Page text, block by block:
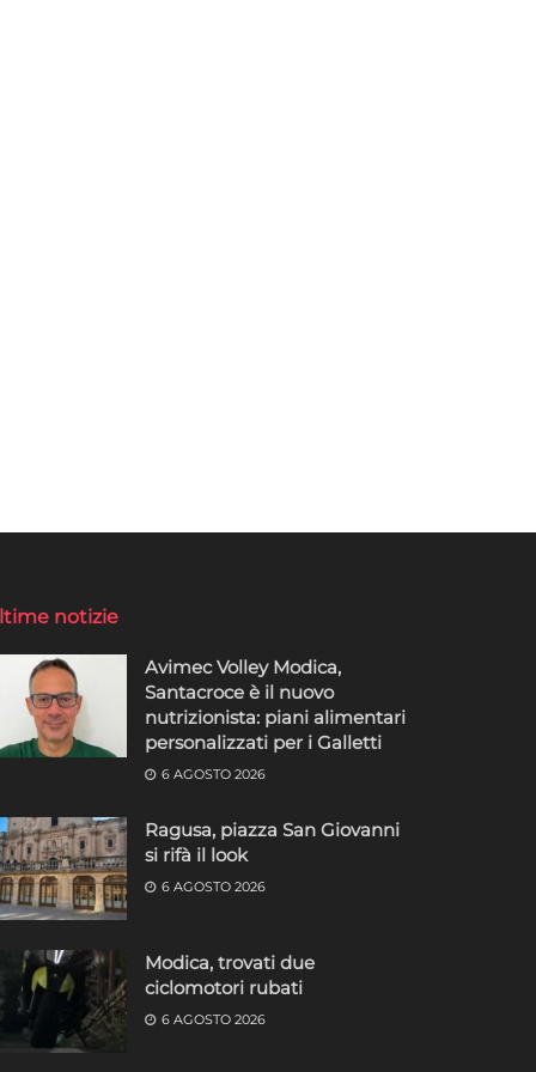
notizie
Avimec Volley Modica,
Santacroce è il nuovo
nutrizionista: piani alimentari
personalizzati per i Galletti
6 AGOSTO 2026
Ragusa, piazza San Giovanni
si rifà il look
6 AGOSTO 2026
Modica, trovati due
ciclomotori rubati
6 AGOSTO 2026